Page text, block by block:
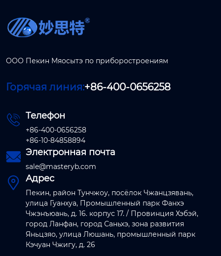
ООО Пекин Мяосытэ по приборостроениям
Горячая линия:+86-400-0656258
 Телефон
+86-400-0656258
+86-10-84858894
 Электронная почта
sale@masteryb.com
 Адрес
Пекин, район Тунчжоу, посёлок Чжанцзявань,
улица Гуанхуа, Промышленный парк Фанхэ
Чжэнъюань, д. 16. корпус 17. / Провинция Хэбэй,
город Ланфан, город Саньхэ, зона развития
Яньцзяо, улица Люшань, промышленный парк
Кэчуан Чжигу, д. 26